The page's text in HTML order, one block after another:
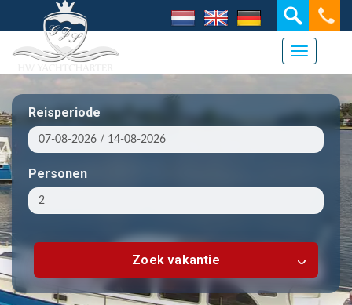
Reisperiode
Personen
Zoek vakantie